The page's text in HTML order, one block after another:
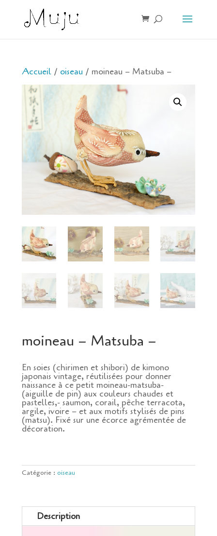
Accueil/ oiseau / moineau – Matsuba –
moineau – Matsuba –
En soies (chirimen et shibori) de kimono
japonais vintage, réutilisées pour donner
naissance à ce petit moineau-matsuba-
(aiguille de pin) aux couleurs chaudes et
pastelles,- saumon, corail, pêche terracota,
argile, ivoire – et aux motifs stylisés de pins
(matsu). Fixé sur une écorce agrémentée de
décoration.
Catégorie : oiseau
Description